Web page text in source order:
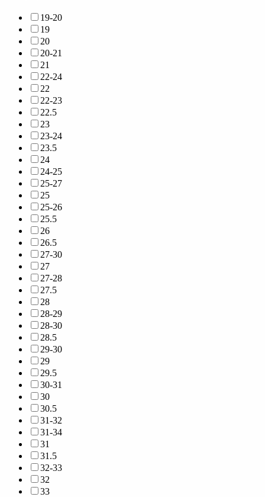
19-20
19
20
20-21
21
22-24
22
22-23
22.5
23
23-24
23.5
24
24-25
25-27
25
25-26
25.5
26
26.5
27-30
27
27-28
27.5
28
28-29
28-30
28.5
29-30
29
29.5
30-31
30
30.5
31-32
31-34
31
31.5
32-33
32
33